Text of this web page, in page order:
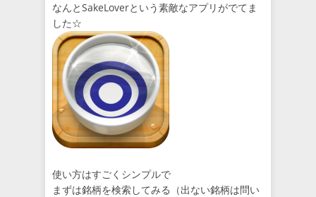
なんとSakeLoverという素敵なアプリがでてま
した☆
使い方はすごくシンプルで
まずは銘柄を検索してみる（出ない銘柄は問い